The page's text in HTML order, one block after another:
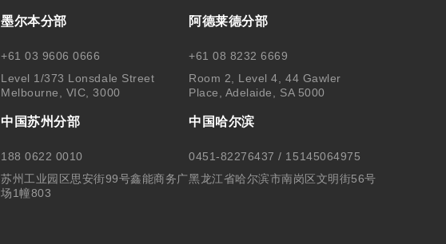
墨尔本分部
+61 03 9606 0666
Level 1/373 Lonsdale Street
Melbourne, VIC, 3000
阿德莱德分部
+61 08 8232 6669
Room 2, Level 4, 44 Gawler
Place, Adelaide, SA 5000
中国苏州分部
188 0622 0010
苏州工业园区思安街99号鑫能商务广
场1幢803
中国哈尔滨
0451-82276437 / 15145064975
黑龙江省哈尔滨市南岗区文明街56号